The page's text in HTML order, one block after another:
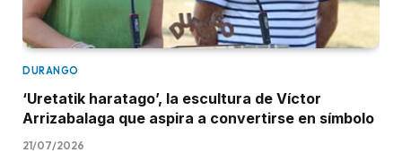
DURANGO
‘Uretatik haratago’, la escultura de Víctor
Arrizabalaga que aspira a convertirse en símbolo
21/07/2026